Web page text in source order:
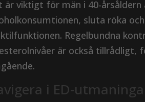
är viktigt för män i 40-
sluta röka
Regelbundna
är också tillrådligt,
i ED-